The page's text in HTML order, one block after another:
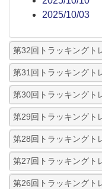
2025/10/03
第32回トラッキングト
第31回トラッキングト
第30回トラッキングト
第29回トラッキングト
第28回トラッキングト
第27回トラッキングト
第26回トラッキングト